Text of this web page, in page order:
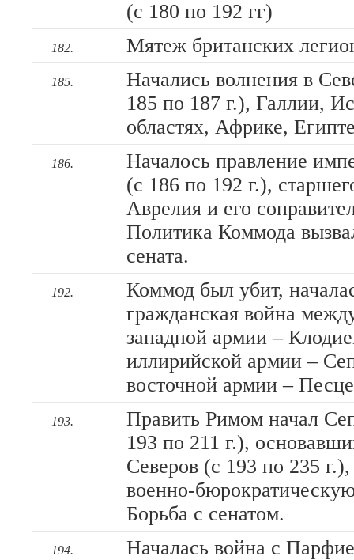
(с 180 по 192 гг)
182. Мятеж британских
185.
Начались волнения в
185 по 187 г.), Галлии,
областях, Африке,
186.
Началось правление
(с 186 по 192 г.),
Аврелия и его
Политика Коммода
сената.
192.
Коммод был убит,
гражданская война
западной армии –
иллирийской армии –
восточной армии –
193.
Править Римом начал
193 по 211 г.),
Северов (с 193 по 235
военно-
Борьба с сенатом.
194. Началась война с